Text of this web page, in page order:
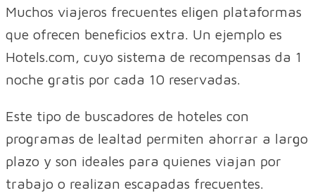
Muchos viajeros frecuentes eligen plataformas
que ofrecen beneficios extra. Un ejemplo es
Hotels.com, cuyo sistema de recompensas da 1
noche gratis por cada 10 reservadas.
Este tipo de buscadores de hoteles con
programas de lealtad permiten ahorrar a largo
plazo y son ideales para quienes viajan por
trabajo o realizan escapadas frecuentes.